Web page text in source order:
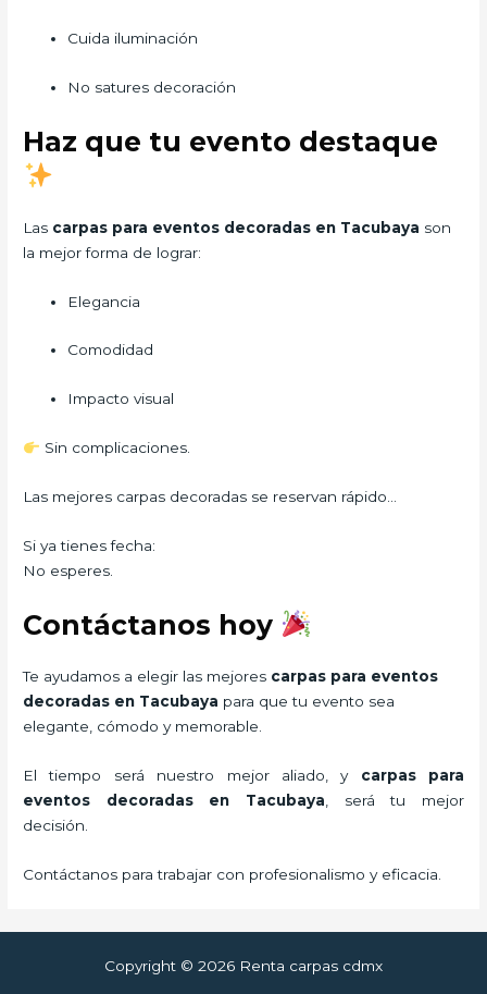
Cuida iluminación
No satures decoración
Haz que tu evento destaque
Las carpas para eventos decoradas en Tacubaya son
la mejor forma de lograr:
Elegancia
Comodidad
Impacto visual
Sin complicaciones.
Las mejores carpas decoradas se reservan rápido…
Si ya tienes fecha:
No esperes.
Contáctanos hoy
Te ayudamos a elegir las mejores carpas para eventos
decoradas en Tacubaya para que tu evento sea
elegante, cómodo y memorable.
El tiempo será nuestro mejor aliado, y carpas para
eventos decoradasen Tacubaya , será tu mejor
decisión.
Contáctanos para trabajar con profesionalismo y eficacia.
Copyright © 2026 Renta carpas cdmx